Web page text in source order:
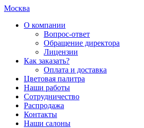
Москва
О компании
Вопрос-ответ
Обращение директора
Лицензии
Как заказать?
Оплата и доставка
Цветовая палитра
Наши работы
Сотрудничество
Распродажа
Контакты
Наши салоны